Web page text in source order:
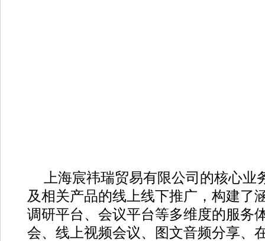
上海宸祎瑞贸易有限公司的核心业
及相关产品的线上线下推广，构建了
调研平台、会议平台等多维度的服务
会、线上视频会议、图文音频分享、